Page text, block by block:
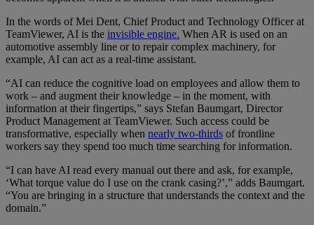
In the words of Mei Dent, Chief Product and Technology Officer at
TeamViewer, AI is the invisible engine. When AR is used on an
automotive assembly line or to repair complex machinery, for
example, AI can act as a real-time assistant.
“AI can reduce the cognitive load on employees and allow them to
work – and augment their knowledge – in the moment, with
information at their fingertips,” says Stefan Baumgart, Director
Product Management at TeamViewer. Such access could be
transformative, especially when nearly two-thirds of frontline
workers say they spend too much time searching for information.
“I can have AI read every manual out there and ask, for example,
‘What torque value do I use on the crank casing?’,” adds Baumgart.
“You are bringing in a structure that understands the context and the
domain.”